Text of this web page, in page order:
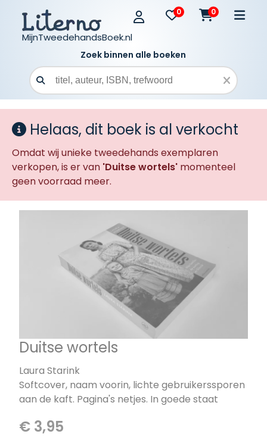
MijnTweedehandsBoek.nl
0 0
Zoek binnen alle boeken
Zoekveld
Helaas, dit boek is al verkocht
Omdat wij unieke tweedehands exemplaren
verkopen, is er van 'Duitse wortels' momenteel
geen voorraad meer.
Duitse wortels
Laura Starink
Softcover, naam voorin, lichte gebruikerssporen
aan de kaft. Pagina's netjes. In goede staat
€ 3,95